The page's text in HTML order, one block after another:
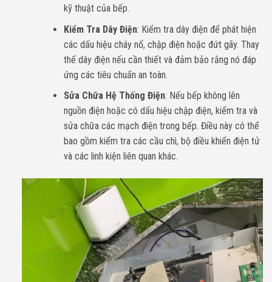
kỹ thuật của bếp.
Kiểm Tra Dây Điện: Kiểm tra dây điện để phát hiện
các dấu hiệu cháy nổ, chập điện hoặc đứt gãy. Thay
thế dây điện nếu cần thiết và đảm bảo rằng nó đáp
ứng các tiêu chuẩn an toàn.
Sửa Chữa Hệ Thống Điện: Nếu bếp không lên
nguồn điện hoặc có dấu hiệu chập điện, kiểm tra và
sửa chữa các mạch điện trong bếp. Điều này có thể
bao gồm kiểm tra các cầu chì, bộ điều khiển điện tử
và các linh kiện liên quan khác.